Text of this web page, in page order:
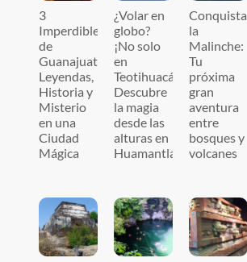
3
Imperdibles
de
Guanajuato:
Leyendas,
Historia y
Misterio
en una
Ciudad
Mágica
¿Volar en
globo?
¡No solo
en
Teotihuacán!
Descubre
la magia
desde las
alturas en
Huamantla
Conquista
la
Malinche:
Tu
próxima
gran
aventura
entre
bosques y
volcanes